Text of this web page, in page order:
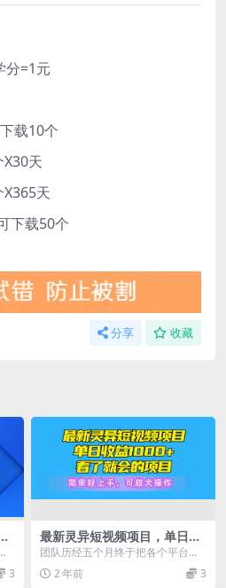
分=1元
载10个
天
天
下载50个
分享 收藏
3
最新灵异短视频项目，单日收
益1000+看了就会的项目，简
单好上手可放大操作
团队历经五个月终于把各个平台的
创作者分成计划测试出来了，我们
深耕5个月，同步更新...
2 年前 3